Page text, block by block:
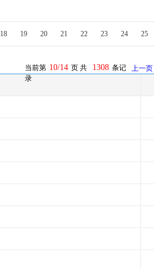
18 19 20 21 22 23 24 25
当前第 10/14 页 共 1308 条记
录
上一页